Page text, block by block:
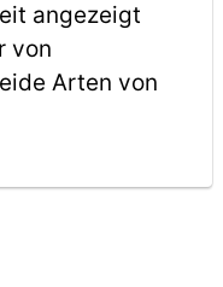
angezeigt
von
Arten von